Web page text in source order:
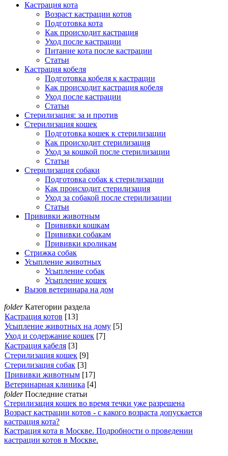
Кастрация кота
Возраст кастрации котов
Подготовка кота
Как происходит кастрация
Уход после кастрации
Питание кота после кастрации
Статьи
Кастрация кобеля
Подготовка кобеля к кастрации
Как происходит кастрация кобеля
Уход после кастрации
Статьи
Стерилизация: за и против
Стерилизация кошек
Подготовка кошек к стерилизации
Как происходит стерилизация
Уход за кошкой после стерилизации
Статьи
Стерилизация собаки
Подготовка собак к стерилизации
Как происходит стерилизация
Уход за собакой после стерилизации
Статьи
Прививки животным
Прививки кошкам
Прививки собакам
Прививки кроликам
Стрижка собак
Усыпление животных
Усыпление собак
Усыпление кошек
Вызов ветеринара на дом
folderКатегории раздела
Кастрация котов [13]
Усыпление животных на дому [5]
Уход и содержание кошек [7]
Кастрация кабеля [3]
Стерилизация кошек [9]
Стерилизация собак [3]
Прививки животным [17]
Ветеринарная клиника [4]
folderПоследние статьи
Стерилизация кошек во время течки уже разрешена
Возраст кастрации котов - с какого возраста допускается
кастрация кота?
Кастрация кота в Москве. Подробности о проведении
кастрации котов в Москве.